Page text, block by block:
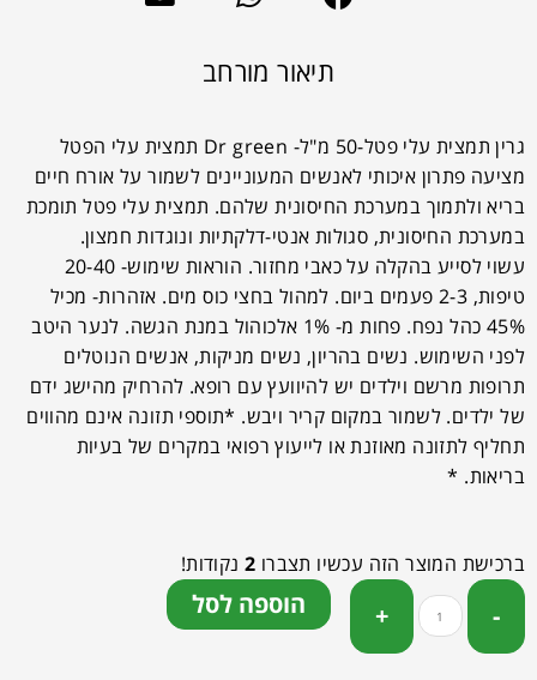
תיאור מורחב
גרין תמצית עלי פטל-50 מ"ל- Dr green תמצית עלי הפטל
מציעה פתרון איכותי לאנשים המעוניינים לשמור על אורח חיים
בריא ולתמוך במערכת החיסונית שלהם. תמצית עלי פטל תומכת
במערכת החיסונית, סגולות אנטי-דלקתיות ונוגדות חמצון.
עשוי לסייע בהקלה על כאבי מחזור. הוראות שימוש- 20-40
טיפות, 2-3 פעמים ביום. למהול בחצי כוס מים. אזהרות- מכיל
45% כהל נפח. פחות מ- 1% אלכוהול במנת הגשה. לנער היטב
לפני השימוש. נשים בהריון, נשים מניקות, אנשים הנוטלים
תרופות מרשם וילדים יש להיוועץ עם רופא. להרחיק מהישג ידם
של ילדים. לשמור במקום קריר ויבש. *תוספי תזונה אינם מהווים
תחליף לתזונה מאוזנת או לייעוץ רפואי במקרים של בעיות
בריאות. *
ברכישת המוצר הזה עכשיו תצברו 2 נקודות!
הוספה לסל